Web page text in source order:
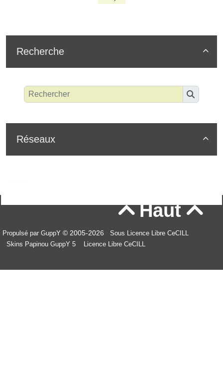

Recherche

Réseaux
Haut
Propulsé par GuppY © 2005-2026
Sous Licence Libre CeCILL
Skins Papinou GuppY 5
Licence Libre CeCILL